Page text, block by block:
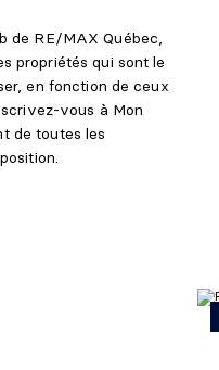
de RE/MAX Québec,
propriétés qui sont le
en fonction de ceux
vous à Mon
de toutes les